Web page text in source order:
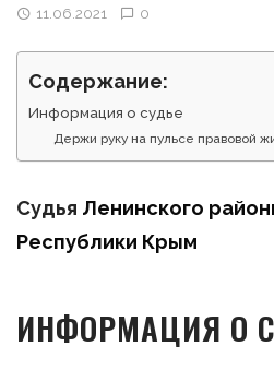
11.06.2021 0
Содержание:
Информация о судье
Держи руку на пульсе правовой
Судья Ленинского
Республики Крым
ИНФОРМАЦИЯ О